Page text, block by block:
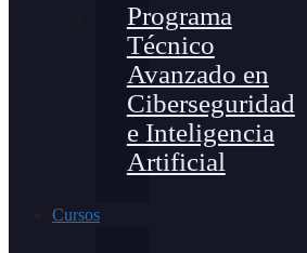
Programa
Técnico
Avanzado en
Ciberseguridad
e Inteligencia
Artificial
Cursos